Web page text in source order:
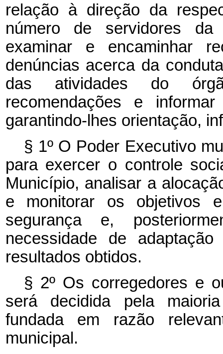
relação à direção da
número de servidores da
examinar e encaminhar
denúncias acerca da
das atividades do
recomendações e
garantindo-lhes orientação,
§ 1º O Poder Executivo
para exercer o controle
Município, analisar a
e monitorar os objetivos
segurança e,
necessidade de
resultados obtidos.
§ 2º Os corregedores e
será decidida pela
fundada em razão
municipal.